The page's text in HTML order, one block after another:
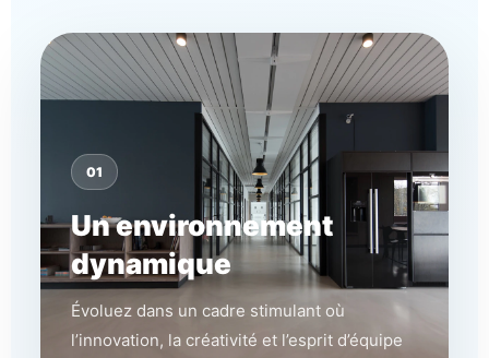
01
Un environnement
dynamique
Évoluez dans un cadre stimulant où
l’innovation, la créativité et l’esprit d’équipe